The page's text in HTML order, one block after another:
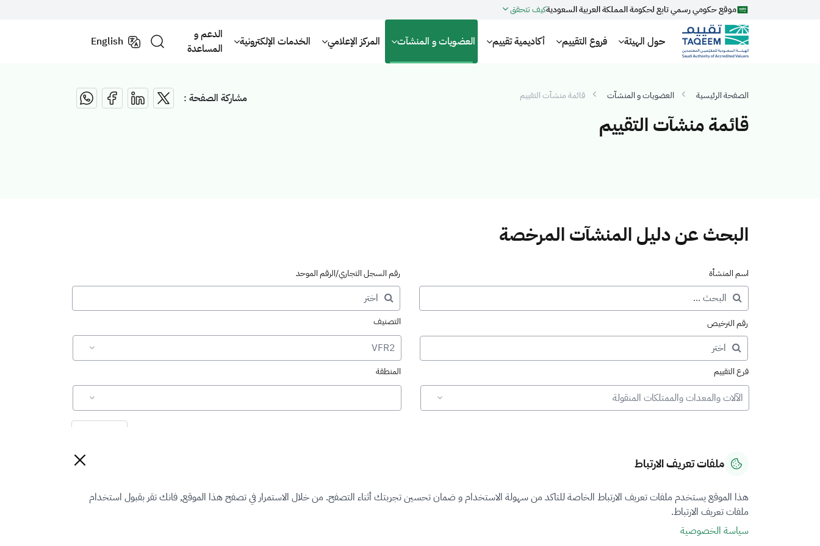
موقع حكومي رسمي تابع لحكومة المملكة العربية السعوديةكيف تتحقق
حول الهيئة فروع التقييم أكاديمية تقييم العضويات و المنشآت المركز الإعلامي الخدمات الإلكترونية
الدعم و
المساعدة
English
الصفحة الرئيسية العضويات و المنشآت قائمة منشآت التقييم مشاركة الصفحة :
قائمة منشآت التقييم
البحث عن دليل المنشآت المرخصة
اسم المنشأة رقم السجل التجاري/الرقم الموحد
رقم الترخيص التصنيف
VFR2
فرع التقييم
الآلات والمعدات والممتلكات المنقولة
المنطقة
ملفات تعريف الارتباط
هذا الموقع يستخدم ملفات تعريف الارتباط الخاصة للتاكد من سهولة الاستخدام و ضمان تحسين تجربتك أثناء التصفح. من خلال الاستمرار في تصفح هذا الموقع, فانك تقر بقبول استخدام
ملفات تعريف الارتباط.
سياسة الخصوصية